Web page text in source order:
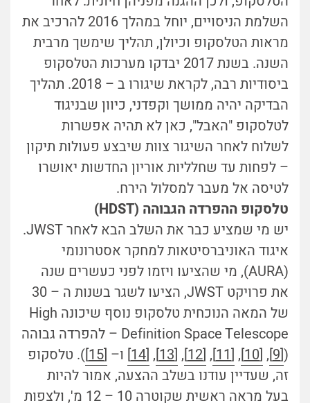
השלמת הניסויים, יוחל במהלך 2016 להרכיב את
מראות הטלסקופ וכיולן, תהליך שימשך מרבית
השנה. בשנת 2017 יבדקו מערכות הטלסקופ
ביסודיות רבה, לקראת שיגורו ב – 2018. תהליך
הבדיקה יהיה ממושך וקפדני, כיוון שבניגוד
לטלסקופ "האבל", כאן לא תהיה אפשרות
לשלוח לאחר השיגור צוות שיבצע פעולות תיקון
– לפחות עד שחלליות אוריון החדשות יאושרו
לטיסה אל מעבר למסלול הירח.
טלסקופ ההפרדה הגבוהה (HDST)
יש מי שמציע כבר את השלב הבא לאחר JWST.
איגוד האוניברסיטאות למחקר אסטרונומי
(AURA), מי שהציעו ויזמו לפני כעשרים שנה
את פרויקט JWST, הציעו לשגר בשנות ה – 30
של המאה הנוכחית טלסקופ נוסף שיכונה High
Definition Space Telescope – להפרדה גבוהה
(
[9]
,
[10]
,
[11]
,
[12]
,
[13]
,
[14] ו– [15]
). טלסקופ
זה, שעדיין עודנו בשלב ההצעה, אמור להיות
בעל מראה ראשית שקוטרה 10 – 12 מ', ולצפות